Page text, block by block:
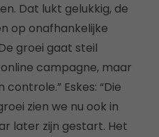
Dat lukt gelukkig, de
op onafhankelijke
groei gaat steil
campagne, maar
Eskes: “Die
zien we nu ook in
later zijn gestart. Het